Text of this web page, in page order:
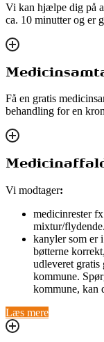
Vi kan hjælpe dig på
ca. 10 minutter og er
Få en gratis
behandling for en
Vi modtager:
medicinrester
mixtur/
kanyler som er
bøtterne
udleveret gratis
kommune.
kommune, kan
Læs mere